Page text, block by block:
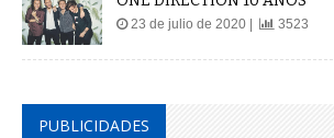
23 de julio de 2020 | 3523
PUBLICIDADES